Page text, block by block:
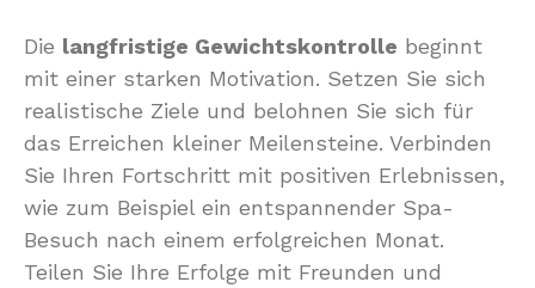
Die langfristige Gewichtskontrolle beginnt
mit einer starken Motivation. Setzen Sie sich
realistische Ziele und belohnen Sie sich für
das Erreichen kleiner Meilensteine. Verbinden
Sie Ihren Fortschritt mit positiven Erlebnissen,
wie zum Beispiel ein entspannender Spa-
Besuch nach einem erfolgreichen Monat.
Teilen Sie Ihre Erfolge mit Freunden und